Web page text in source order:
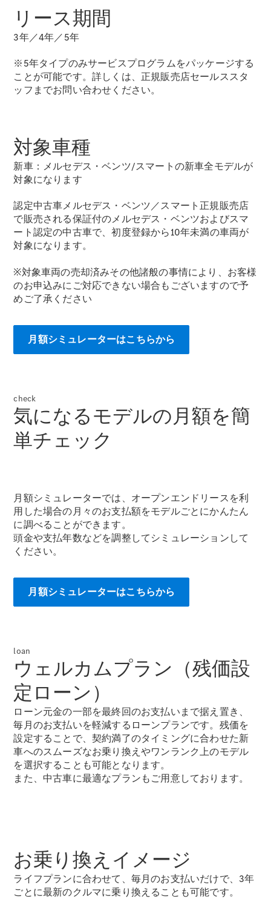
All Compact
A-Class
B-Class
オンライン
ショールー
ム
Coupé
All Coupé
CLE Coupé
Mercedes-
Coupé
Mercedes-
AMG GT 4-
Coupé
試乗リクエ
ム
Cabriolet/Roadster
AMG SL
Roadster
Mercedes-
Maybach SL
試乗リクエ
スト
オンライン
ショールー
V-Class
リース期間
3年／4年／5年
※5年タイプのみサービスプログラムをパッケージする
ことが可能です。詳しくは、正規販売店セールススタ
ッフまでお問い合わせください。
対象車種
新車：メルセデス・ベンツ/スマートの新車全モデルが
対象になります
認定中古車メルセデス・ベンツ／スマート正規販売店
で販売される保証付のメルセデス・ベンツおよびスマ
ート認定の中古車で、初度登録から10年未満の車両が
対象になります。
※対象車両の売却済みその他諸般の事情により、お客様
のお申込みにご対応できない場合もございますので予
めご了承ください
月額シミュレーターはこちらから
check
気になるモデルの月額を簡
単チェック
月額シミュレーターでは、オープンエンドリースを利
用した場合の月々のお支払額をモデルごとにかんたん
に調べることができます。
頭金や支払年数などを調整してシミュレーションして
ください。
月額シミュレーターはこちらから
loan
ウェルカムプラン（残価設
定ローン）
ローン元金の一部を最終回のお支払いまで据え置き、
毎月のお支払いを軽減するローンプランです。残価を
設定することで、契約満了のタイミングに合わせた新
車へのスムーズなお乗り換えやワンランク上のモデル
を選択することも可能となります。
また、中古車に最適なプランもご用意しております。
お乗り換えイメージ
ライフプランに合わせて、毎月のお支払いだけで、3年
ごとに最新のクルマに乗り換えることも可能です。